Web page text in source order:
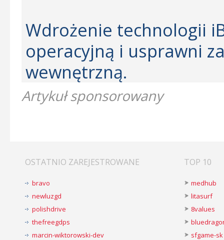
Wdrożenie technologii
operacyjną i usprawni
wewnętrzną.
Artykuł sponsorowany
OSTATNIO ZAREJESTROWANE
bravo
newluzgd
polishdrive
thefreegdps
marcin-wiktorowski-dev
TOP 10
medhub
litasurf
8values
sfgame-sk